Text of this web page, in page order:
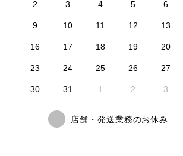
2 3 4 5 6
9 10 11 12 13
16 17 18 19 20
23 24 25 26 27
30 31 1 2 3
店舗・発送業務のお休み